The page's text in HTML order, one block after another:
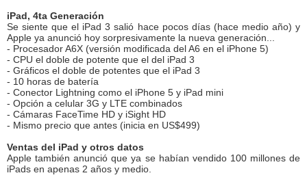
iPad, 4ta Generación
Se siente que el iPad 3 salió hace pocos días (hace medio año) y
Apple ya anunció hoy sorpresivamente la nueva generación...
- Procesador A6X (versión modificada del A6 en el iPhone 5)
- CPU el doble de potente que el del iPad 3
- Gráficos el doble de potentes que el iPad 3
- 10 horas de batería
- Conector Lightning como el iPhone 5 y iPad mini
- Opción a celular 3G y LTE combinados
- Cámaras FaceTime HD y iSight HD
- Mismo precio que antes (inicia en US$499)
Ventas del iPad y otros datos
Apple también anunció que ya se habían vendido 100 millones de
iPads en apenas 2 años y medio.